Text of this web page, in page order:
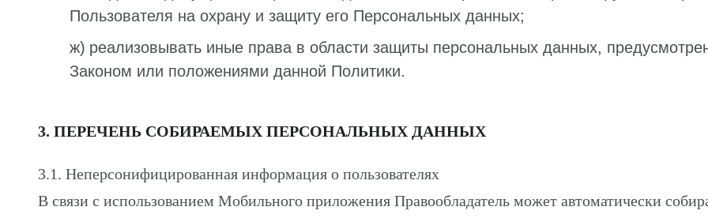
Пользователя на охрану и защиту его Персональных данных;
реализовывать иные права в области защиты персональных данных,
Законом или положениями данной Политики.
3. ПЕРЕЧЕНЬ СОБИРАЕМЫХ ПЕРСОНАЛЬНЫХ ДАННЫХ
3.1. Неперсонифицированная информация о пользователях
В связи с использованием Мобильного приложения Правообладатель может автоматически